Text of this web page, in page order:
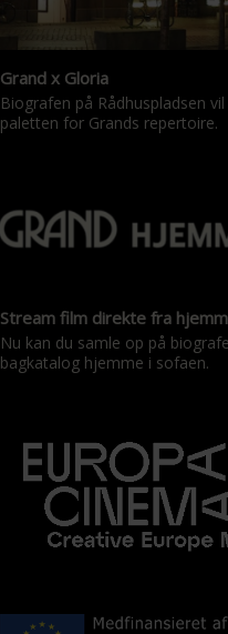
Grand x Gloria
Biografen på Rådhuspladsen
paletten for Grands repertoire.
Stream film direkte fra
Nu kan du samle op på
bagkatalog hjemme i sofaen.